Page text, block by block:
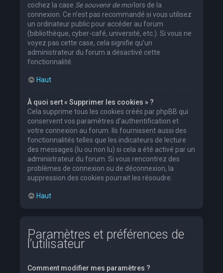
cochez la case Se souvenir de moilors de la
connexion. Ce n’est pas recommandé si vous utilisez
un ordinateur public pour accéder au forum
(bibliothèque, cyber-café, université, etc.). Si vous ne
voyez pas cette case, cela signifie qu’un
administrateur du forum a désactivé cette
fonctionnalité.
Haut
À quoi sert « Supprimer les cookies » ?
Cela supprime tous les cookies créés par phpBB qui
conservent vos paramètres d’authentification et
votre connexion au forum. Ils fournissent aussi des
fonctionnalités telles que les indicateurs de lecture
des messages (lu ou non lu) si cela a été activé par un
administrateur du forum. Si vous rencontrez des
problèmes de connexion ou de déconnexion, la
suppression des cookies pourrait les résoudre.
Haut
Paramètres et préférences de
l’utilisateur
Comment modifier mes paramètres ?